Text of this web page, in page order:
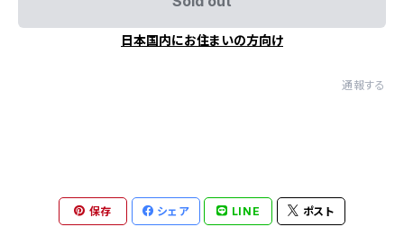
日本国内にお住まいの方向け
通報する
保存 シェア LINE ポスト